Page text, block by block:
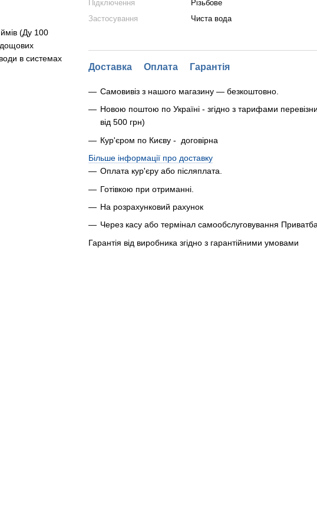
(Ду 100
дощових
в системах
Підключення
Різьбове
Застосування
Чиста вода
Доставка Оплата Гарантія
Самовивіз з нашого магазину — безкоштовно.
Новою поштою по Україні - згідно з тарифами
від 500 грн)
Кур'єром по Києву - договірна
Більше інформації про доставку
Оплата кур'єру або післяплата.
Готівкою при отриманні.
На розрахунковий рахунок
Через касу або термінал самообслуговування
Гарантія від виробника згідно з гарантійними умовами